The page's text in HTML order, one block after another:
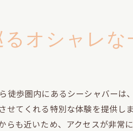
ュする渋谷駅近くの隠れ家
む
オシャレな
歩圏内にあるシーシャバーは
てくれる特別な体験を提供し
も近いため、アクセスが非常